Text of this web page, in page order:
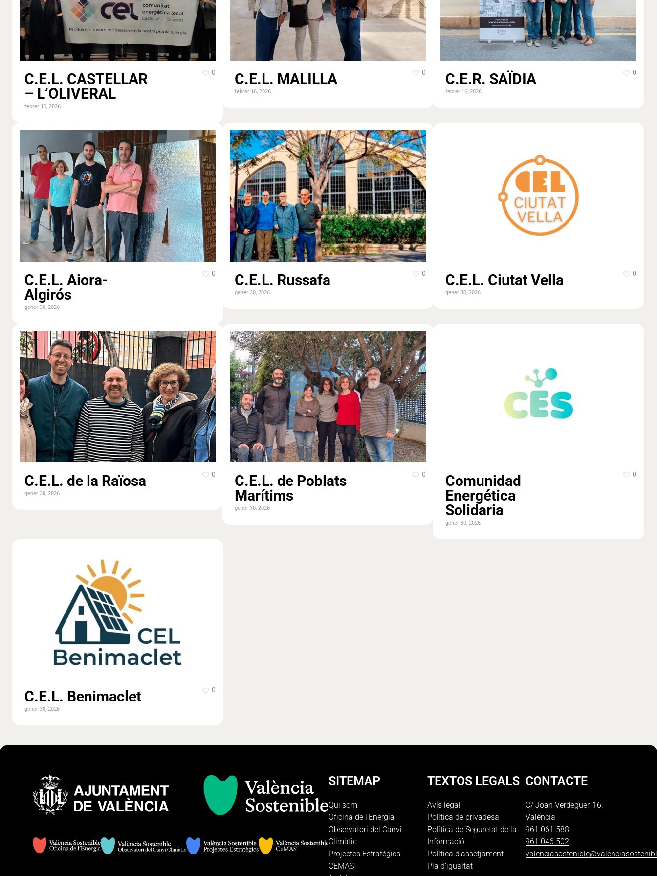
C.E.L. CASTELLAR
– L’OLIVERAL
febrer 16, 2026
0 C.E.L. MALILLA
febrer 16, 2026
0 C.E.R. SAÏDIA
febrer 16, 2026
0
C.E.L. Aiora-
Algirós
gener 30, 2026
0 C.E.L. Russafa
gener 30, 2026
0 C.E.L. Ciutat Vella
gener 30, 2026
0
C.E.L. de la Raïosa
gener 30, 2026
0
C.E.L. de Poblats
Marítims
gener 30, 2026
0
Comunidad
Energética
Solidaria
gener 30, 2026
0
C.E.L. Benimaclet
gener 30, 2026
0
SITEMAP
Qui som
Oficina de l’Energia
Observatori del Canvi
Climàtic
Projectes Estratègics
CEMAS
TEXTOS LEGALS
Avís legal
Política de privadesa
Política de Seguretat de la
Informació
Política d’assetjament
Pla d’igualtat
CONTACTE
C/ Joan Verdeguer, 16.
València
961 061 588
961 046 502